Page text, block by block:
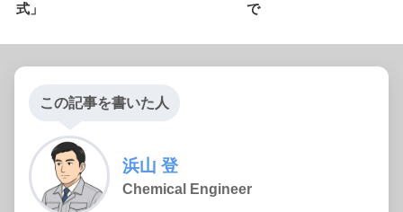
式」
で
この記事を書いた人
浜山 登
Chemical Engineer